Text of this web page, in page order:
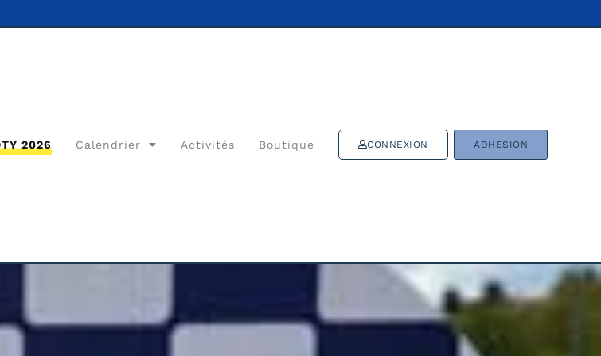
2026 Calendrier Activités Boutique CONNEXION ADHESION